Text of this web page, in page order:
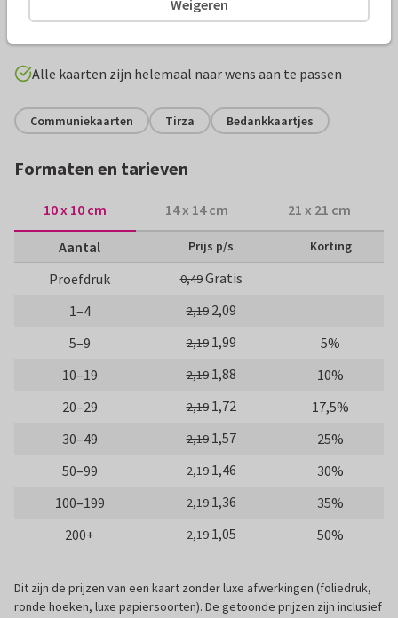
achtergrond en gouden spettertjes op de achtergrond. Met
Alle kaarten zijn helemaal naar wens aan te passen
Communiekaarten Tirza Bedankkaartjes
Formaten en tarieven
10 x 10 cm 14 x 14 cm 21 x 21 cm
Aantal Prijs p/s Korting
Proefdruk 0,49Gratis
1–4
2,19 2,09
5–9
2,19 1,99
5%
10–19
2,19 1,88
10%
20–29
2,19 1,72
17,5%
30–49
2,19 1,57
25%
50–99
2,19 1,46
30%
100–199
2,19 1,36
35%
200+
2,19 1,05 50%
Dit zijn de prijzen van een kaart zonder luxe afwerkingen (foliedruk,
ronde hoeken, luxe papiersoorten). De getoonde prijzen zijn inclusief
Weigeren